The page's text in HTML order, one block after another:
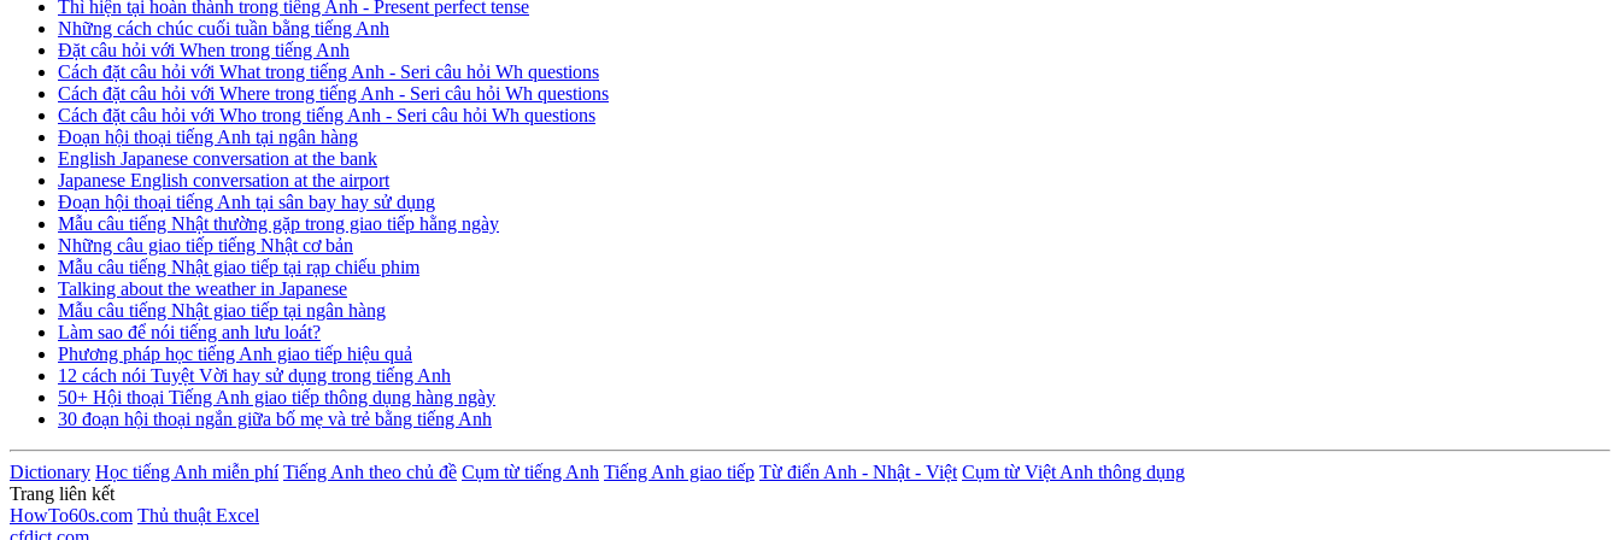
Thì hiện tại hoàn thành trong tiếng Anh - Present perfect tense
Những cách chúc cuối tuần bằng tiếng Anh
Đặt câu hỏi với When trong tiếng Anh
Cách đặt câu hỏi với What trong tiếng Anh - Seri câu hỏi Wh questions
Cách đặt câu hỏi với Where trong tiếng Anh - Seri câu hỏi Wh questions
Cách đặt câu hỏi với Who trong tiếng Anh - Seri câu hỏi Wh questions
Đoạn hội thoại tiếng Anh tại ngân hàng
English Japanese conversation at the bank
Japanese English conversation at the airport
Đoạn hội thoại tiếng Anh tại sân bay hay sử dụng
Mẫu câu tiếng Nhật thường gặp trong giao tiếp hằng ngày
Những câu giao tiếp tiếng Nhật cơ bản
Mẫu câu tiếng Nhật giao tiếp tại rạp chiếu phim
Talking about the weather in Japanese
Mẫu câu tiếng Nhật giao tiếp tại ngân hàng
Làm sao để nói tiếng anh lưu loát?
Phương pháp học tiếng Anh giao tiếp hiệu quả
12 cách nói Tuyệt Vời hay sử dụng trong tiếng Anh
50+ Hội thoại Tiếng Anh giao tiếp thông dụng hàng ngày
30 đoạn hội thoại ngắn giữa bố mẹ và trẻ bằng tiếng Anh
Dictionary Học tiếng Anh miễn phí Tiếng Anh theo chủ đề Cụm từ tiếng Anh Tiếng Anh giao tiếp Từ điển Anh - Nhật - Việt Cụm từ Việt Anh thông dụng
Trang liên kết
HowTo60s.com Thủ thuật Excel